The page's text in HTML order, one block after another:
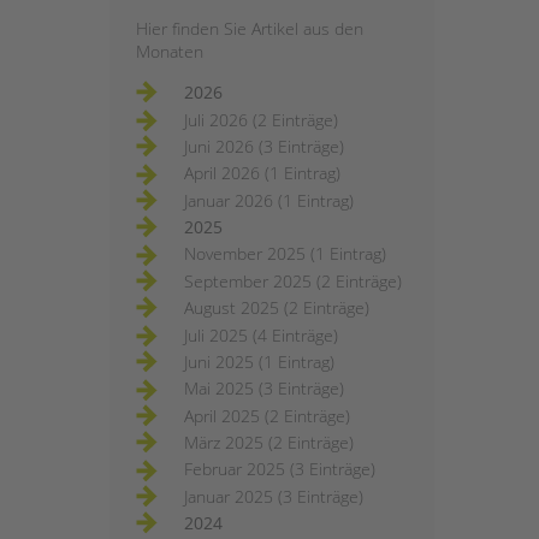
Hier finden Sie Artikel aus den
Monaten
2026
Juli 2026 (2 Einträge)
Juni 2026 (3 Einträge)
April 2026 (1 Eintrag)
Januar 2026 (1 Eintrag)
2025
November 2025 (1 Eintrag)
September 2025 (2 Einträge)
August 2025 (2 Einträge)
Juli 2025 (4 Einträge)
Juni 2025 (1 Eintrag)
Mai 2025 (3 Einträge)
April 2025 (2 Einträge)
März 2025 (2 Einträge)
Februar 2025 (3 Einträge)
Januar 2025 (3 Einträge)
2024